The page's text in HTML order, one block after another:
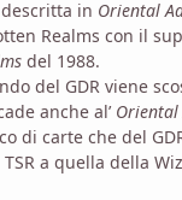
in Oriental
Realms con il
del 1988.
del GDR viene
anche al’ Oriental
di carte che del
a quella della